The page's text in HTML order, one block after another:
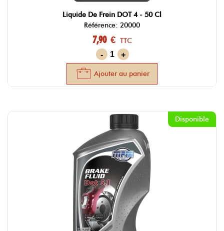
Liquide De Frein DOT 4 - 50 Cl
Référence: 20000
7,90 € TTC
-
+
Ajouter au panier
Disponible